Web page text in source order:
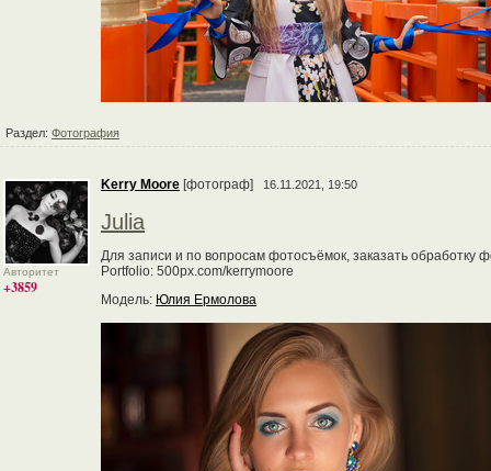
Раздел: Фотография
Авторитет
+3859
Kerry Moore [фотограф] 16.11.2021, 19:50
Julia
Для записи и по вопросам фотосъёмок, заказать обработку
Portfolio: 500px.com/kerrymoore
Модель: Юлия Ермолова